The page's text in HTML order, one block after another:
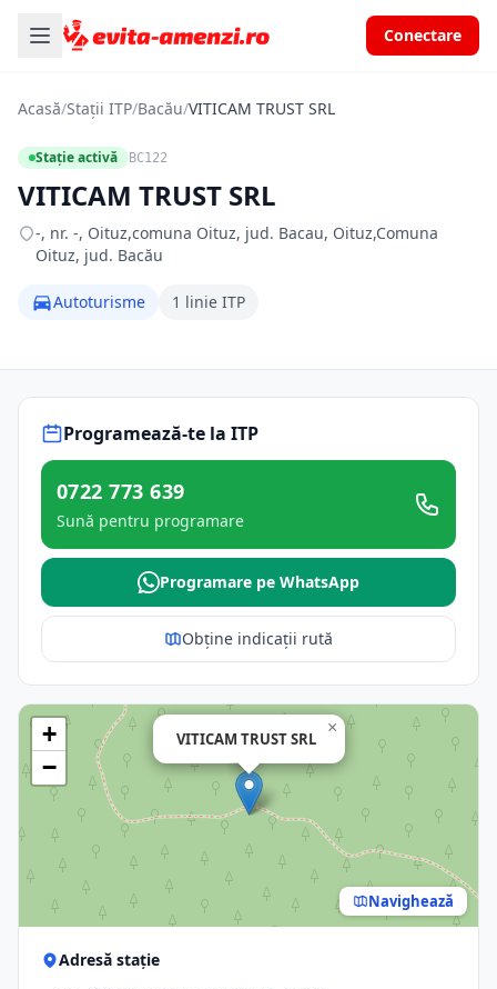
Conectare
Acasă/Stații ITP/Bacău/VITICAM TRUST SRL
Stație activă BC122
VITICAM TRUST SRL
-, nr. -, Oituz,comuna Oituz, jud. Bacau, Oituz,Comuna
Oituz, jud. Bacău
Autoturisme 1 linie ITP
Programează-te la ITP
0722 773 639
Sună pentru programare
Programare pe WhatsApp
Obține indicații rută
VITICAM TRUST SRL
×
+
−
Navighează
Adresă stație